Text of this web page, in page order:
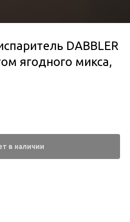
DABBLER
ягодного микса,
в наличии